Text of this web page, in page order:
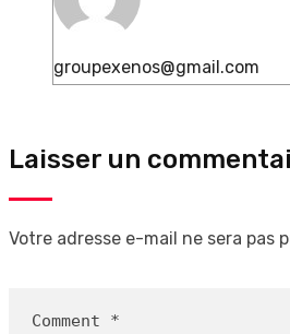
groupexenos@gmail.com
Laisser un
Votre adresse e-mail ne sera pas